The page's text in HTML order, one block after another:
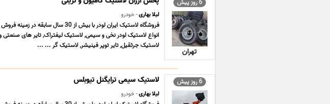
6 روز پیش
تهران
لیلا بهاری- خودرو
فروشگاه لاستیک ایران لودر با بیش
انواع لاستیک لودر نخی و سیمی, لاستیک لیفتراک, تایر های
لاستیک جرثقیل, تایر توپر فینیشر, لاستیک گر ... ...
6 روز پیش لاستیک سیمی ترایگنل تیوبلس
لیلا بهاری- خودرو